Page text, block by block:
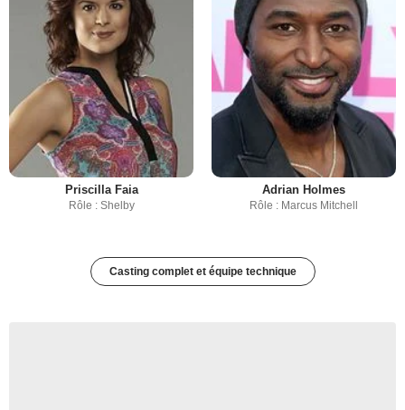
Priscilla Faia
Rôle : Shelby
Adrian Holmes
Rôle : Marcus Mitchell
Casting complet et équipe technique